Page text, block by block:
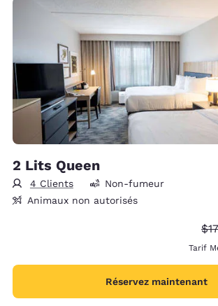
2 Lits Queen
4 Clients
Non-fumeur
Animaux non autorisés
Tarif
Réservez maintenant